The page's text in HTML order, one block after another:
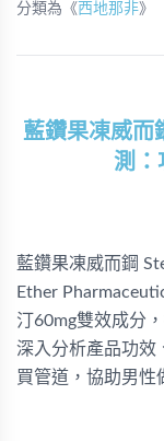
分類為《西地那非》
藍鑽果凍威而
測：
藍鑽果凍威而鋼
Ether
汀60mg雙效成分
深入分析產品功效
買管道，協助男性